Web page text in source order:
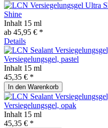
Shine
Inhalt 15 ml
ab 45,95 € *
Details
Versiegelungsgel, pastel
Inhalt 15 ml
45,35 € *
In den Warenkorb
Versiegelungsgel, opak
Inhalt 15 ml
45,35 € *